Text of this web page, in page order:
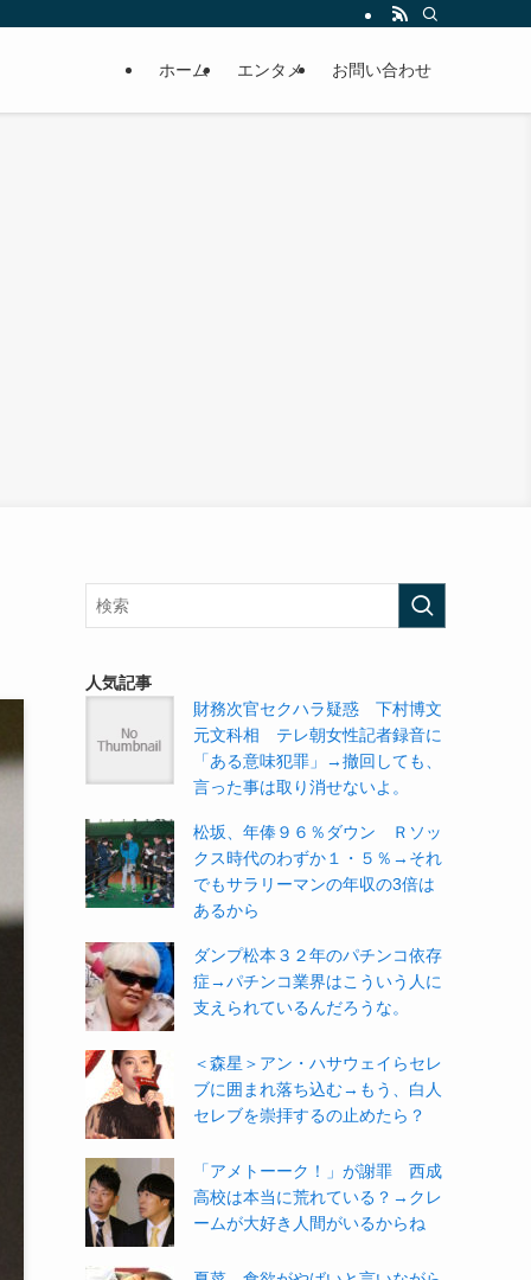
ホーム エンタメ お問い合わせ
人気記事
財務次官セクハラ疑惑 下村博文
元文科相 テレ朝女性記者録音に
「ある意味犯罪」→撤回しても、
言った事は取り消せないよ。
松坂、年俸９６％ダウン Ｒソッ
クス時代のわずか１・５％→それ
でもサラリーマンの年収の3倍は
あるから
ダンプ松本３２年のパチンコ依存
症→パチンコ業界はこういう人に
支えられているんだろうな。
＜森星＞アン・ハサウェイらセレ
ブに囲まれ落ち込む→もう、白人
セレブを崇拝するの止めたら？
「アメトーーク！」が謝罪 西成
高校は本当に荒れている？→クレ
ームが大好き人間がいるからね